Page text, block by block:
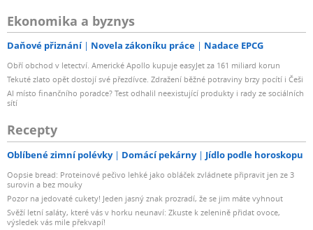
Ekonomika a byznys
Daňové přiznání Novela zákoníku práce Nadace EPCG
Obří obchod v letectví. Americké Apollo kupuje easyJet za 161 miliard korun
Tekuté zlato opět dostojí své přezdívce. Zdražení běžné potraviny brzy pocítí i Češi
AI místo finančního poradce? Test odhalil neexistující produkty i rady ze sociálních
sítí
Recepty
Oblíbené zimní polévky Domácí pekárny Jídlo podle horoskopu
Oopsie bread: Proteinové pečivo lehké jako obláček zvládnete připravit jen ze 3
surovin a bez mouky
Pozor na jedovaté cukety! Jeden jasný znak prozradí, že se jim máte vyhnout
Svěží letní saláty, které vás v horku neunaví: Zkuste k zelenině přidat ovoce,
výsledek vás mile překvapí!